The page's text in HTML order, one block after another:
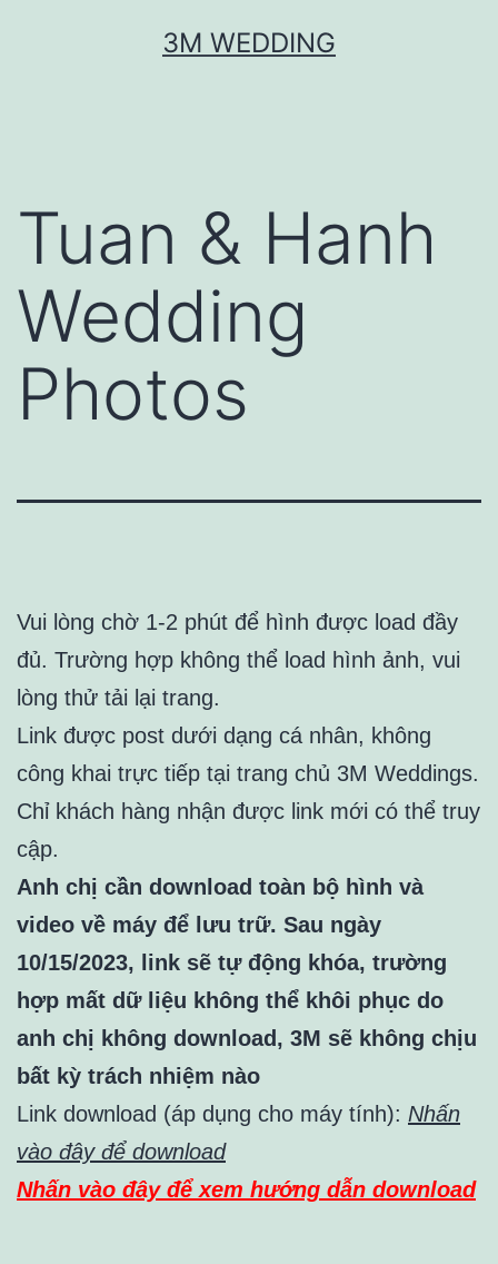
3M WEDDING
Tuan & Hanh
Wedding
Photos
Vui lòng chờ 1-2 phút để hình được load đầy
đủ. Trường hợp không thể load hình ảnh, vui
lòng thử tải lại trang.
Link được post dưới dạng cá nhân, không
công khai trực tiếp tại trang chủ 3M Weddings.
Chỉ khách hàng nhận được link mới có thể truy
cập.
Anh chị cần download toàn bộ hình và
video về máy để lưu trữ. Sau ngày
10/15/2023, link sẽ tự động khóa, trường
hợp mất dữ liệu không thể khôi phục do
anh chị không download, 3M sẽ không chịu
bất kỳ trách nhiệm nào
Link download (áp dụng cho máy tính): Nhấn
vào đây để download
Nhấn vào đây để xem hướng dẫn download